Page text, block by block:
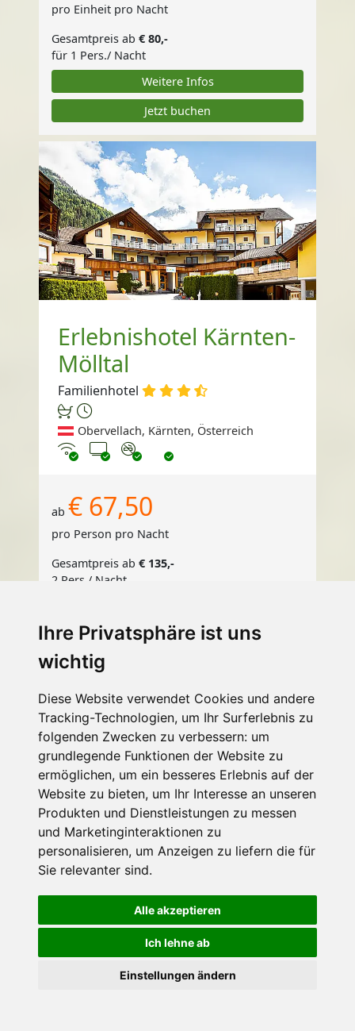
Ihre Privatsphäre ist uns
wichtig
Diese Website verwendet Cookies und andere
Tracking-Technologien, um Ihr Surferlebnis zu
folgenden Zwecken zu verbessern: um
grundlegende Funktionen der Website zu
ermöglichen, um ein besseres Erlebnis auf der
Website zu bieten, um Ihr Interesse an unseren
Produkten und Dienstleistungen zu messen
und Marketinginteraktionen zu
personalisieren, um Anzeigen zu liefern die für
Sie relevanter sind.
Alle akzeptieren
Ich lehne ab
Einstellungen ändern
pro Einheit pro Nacht
Gesamtpreis ab € 80,-
für 1 Pers./ Nacht
Weitere Infos
Jetzt buchen
Erlebnishotel Kärnten-
Mölltal
Familienhotel
Obervellach, Kärnten, Österreich
Internet
TV Nichtraucher
ab € 67,50
pro Person pro Nacht
Gesamtpreis ab € 135,-
2 Pers./ Nacht
Jetzt buchen
Edelweiss Pension
Mallnitz, Kärnten, Österreich